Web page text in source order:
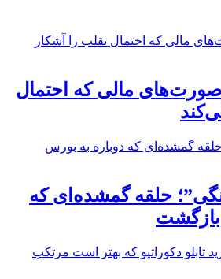
صورت‌های مالی که احتمال
حلقه گمشده‌ای که
بازگشت